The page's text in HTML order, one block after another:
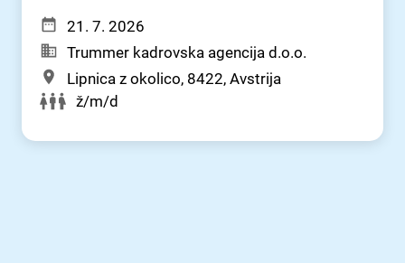
21. 7. 2026
Trummer kadrovska agencija d.o.o.
Lipnica z okolico, 8422, Avstrija
ž/m/d